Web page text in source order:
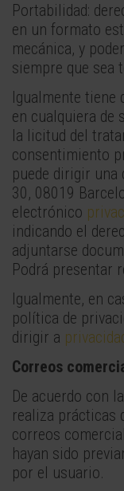
Portabilidad:
en un formato
mecánica, y
siempre que sea
Igualmente
en cualquiera de
la licitud del
consentimiento
puede dirigir una
30, 08019
electrónico
indicando el
adjuntarse
Podrá presentar
Igualmente, en
política de
dirigir a
Correos
De acuerdo con
realiza prácticas
correos
hayan sido
por el usuario.